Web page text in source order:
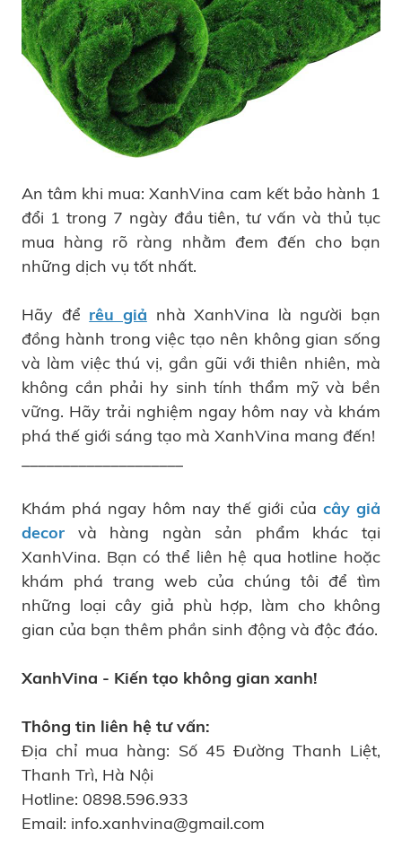
An tâm khi mua: XanhVina cam kết bảo hành 1
đổi 1 trong 7 ngày đầu tiên, tư vấn và thủ tục
mua hàng rõ ràng nhằm đem đến cho bạn
những dịch vụ tốt nhất.
Hãy để rêu giả nhà XanhVina là người bạn
đồng hành trong việc tạo nên không gian sống
và làm việc thú vị, gần gũi với thiên nhiên, mà
không cần phải hy sinh tính thẩm mỹ và bền
vững. Hãy trải nghiệm ngay hôm nay và khám
phá thế giới sáng tạo mà XanhVina mang đến!
Khám phá ngay hôm nay thế giới của cây giả
decor và hàng ngàn sản phẩm khác tại
XanhVina. Bạn có thể liên hệ qua hotline hoặc
khám phá trang web của chúng tôi để tìm
những loại cây giả phù hợp, làm cho không
gian của bạn thêm phần sinh động và độc đáo.
XanhVina - Kiến tạo không gian xanh!
Thông tin liên hệ tư vấn:
Địa chỉ mua hàng: Số 45 Đường Thanh Liệt,
Thanh Trì, Hà Nội
Hotline: 0898.596.933
Email: info.xanhvina@gmail.com